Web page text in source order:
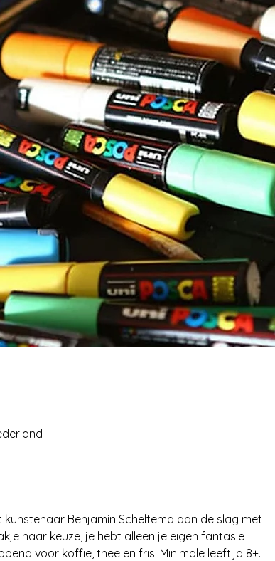
Benjamin Scheltema aan de slag met
naar keuze, je hebt alleen je eigen fantasie
voor koffie, thee en fris. Minimale leeftijd 8+.